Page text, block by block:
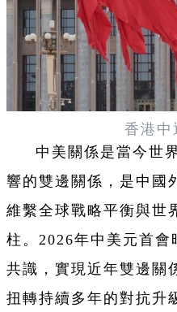
香港中
中美關係是當今世
響的雙邊關係，是中國
維繫全球戰略平衡與世
柱。2026年中美元首
共識，實現近年雙邊關
扭轉持續多年的對抗升